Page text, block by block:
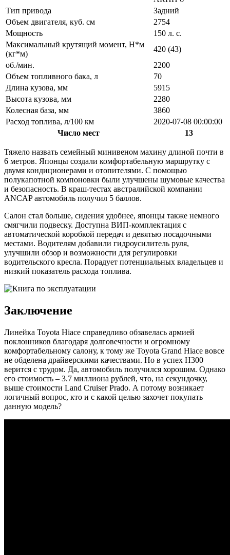
Тип привода
Задний
Объем двигателя, куб. см
2754
Мощность
150 л. с.
Максимальный крутящий момент, Н*м
(кг*м)
420 (43)
об./мин.
2200
Объем топливного бака, л
70
Длина кузова, мм
5915
Высота кузова, мм
2280
Колесная база, мм
3860
Расход топлива, л/100 км
2020-07-08 00:00:00
Число мест
13
Тяжело назвать семейный минивеном махину длиной почти в
6 метров. Японцы создали комфортабельную маршрутку с
двумя кондиционерами и отопителями. С помощью
полукапотной компоновки были улучшены шумовые качества
и безопасность. В краш-тестах австралийской компании
ANCAP автомобиль получил 5 баллов.
Салон стал больше, сидения удобнее, японцы также немного
смягчили подвеску. Доступна ВИП-комплектация с
автоматической коробкой передач и девятью посадочными
местами. Водителям добавили гидроусилитель руля,
улучшили обзор и возможности для регулировки
водительского кресла. Порадует потенциальных владельцев и
низкий показатель расхода топлива.
Заключение
Линейка Toyota Hiace справедливо обзавелась армией
поклонников благодаря долговечности и огромному
комфортабельному салону, к тому же Toyota Grand Hiace вовсе
не обделена драйверскими качествами. Но в успех H300
верится с трудом. Да, автомобиль получился хорошим. Однако
его стоимость – 3.7 миллиона рублей, что, на секундочку,
выше стоимости Land Cruiser Prado. А потому возникает
логичный вопрос, кто и с какой целью захочет покупать
данную модель?